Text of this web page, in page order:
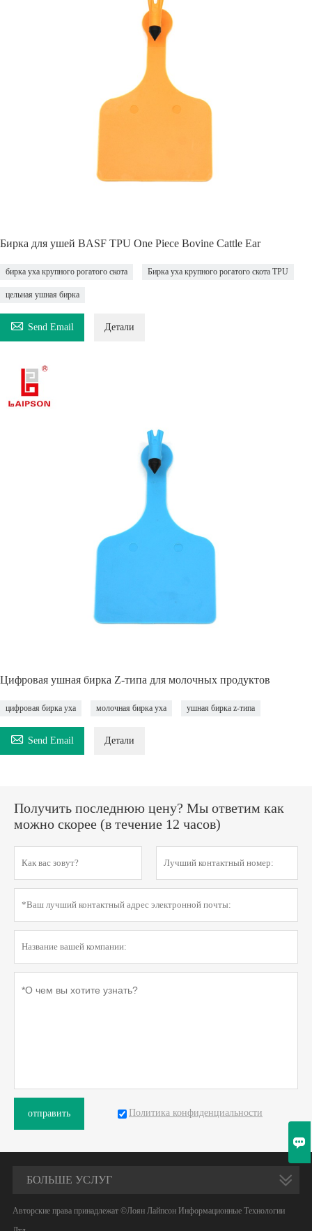
Бирка для ушей BASF TPU One Piece Bovine Cattle Ear
бирка уха крупного рогатого скота Бирка уха крупного рогатого скота TPU
цельная ушная бирка
 Send Email Детали
Цифровая ушная бирка Z-типа для молочных продуктов
цифровая бирка уха молочная бирка уха ушная бирка z-типа
 Send Email Детали
Получить последнюю цену? Мы ответим как
можно скорее (в течение 12 часов)
отправить Политика конфиденциальности
БОЛЬШЕ УСЛУГ
Авторские права принадлежат ©Лоян Лайпсон Информационные Технологии
